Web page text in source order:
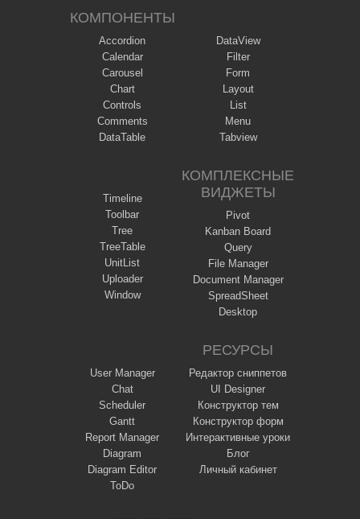
КОМПОНЕНТЫ
Accordion
Calendar
Carousel
Chart
Controls
Comments
DataTable
DataView
Filter
Form
Layout
List
Menu
Tabview
Timeline
Toolbar
Tree
TreeTable
UnitList
Uploader
Window
КОМПЛЕКСНЫЕ
ВИДЖЕТЫ
Pivot
Kanban Board
Query
File Manager
Document Manager
SpreadSheet
Desktop
User Manager
Chat
Scheduler
Gantt
Report Manager
Diagram
Diagram Editor
ToDo
РЕСУРСЫ
Редактор сниппетов
UI Designer
Конструктор тем
Конструктор форм
Интерактивные уроки
Блог
Личный кабинет